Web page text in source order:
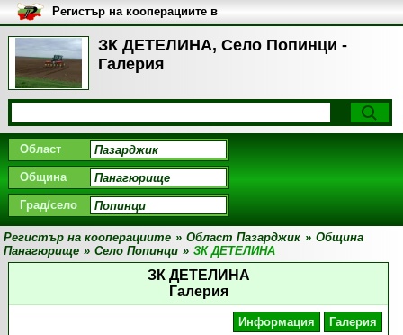
ЗК ДЕТЕЛИНА, Село Попинци -
Галерия
Регистър на кооперациите в
България
Област
Община
Град/село
Регистър на кооперациите » Област Пазарджик » Община
Панагюрище » Село Попинци » ЗК ДЕТЕЛИНА
ЗК ДЕТЕЛИНА
Галерия
Информация Галерия